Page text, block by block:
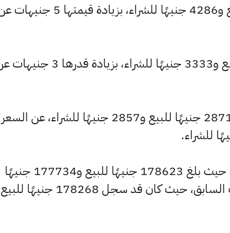
وارتفع سعر عيار 18 ليصل إلى 4307 جنيهًا للبيع و4286 جنيهًا
كما ارتفع سعر عيار 14 ليسجل 3350 جنيهًا للبيع و3333 جنيهًا للشراء، بزيادة
وشهد سعر عيار 12 ارتفاعًا بقيمة 3 جنيهًا ليبلغ 2871 جنيهًا للبيع و2857 جنيهًا للشراء، عن السعر
وشهد سعر الاونصة ارتفاعًا بالسوق المصري الآن، حيث بلغ 178623 جنيهًا للبيع و177734 جنيهًا
للشراء، مرتفعًا بمقدار 177 جنيهات عن التحديث السابق، حيث كان قد سجل